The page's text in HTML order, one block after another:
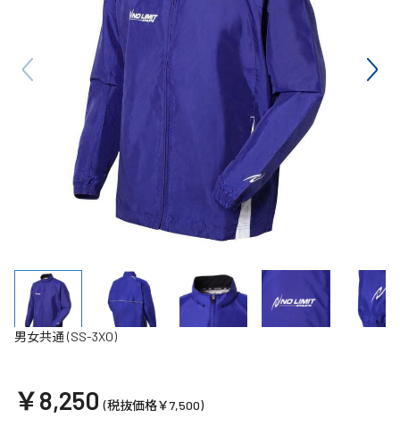
男女共通 (SS-3XO)
￥8,250 (税抜価格￥7,500)